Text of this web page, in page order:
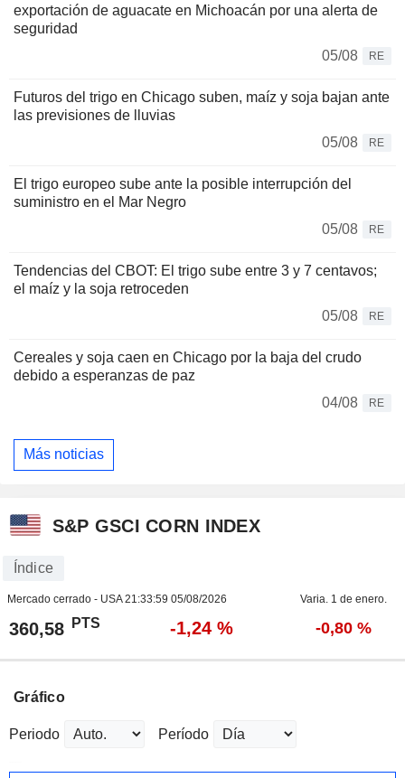
exportación de aguacate en Michoacán por una alerta de
seguridad
05/08
RE
Futuros del trigo en Chicago suben, maíz y soja bajan ante
las previsiones de lluvias
05/08
RE
El trigo europeo sube ante la posible interrupción del
suministro en el Mar Negro
05/08
RE
Tendencias del CBOT: El trigo sube entre 3 y 7 centavos;
el maíz y la soja retroceden
05/08
RE
Cereales y soja caen en Chicago por la baja del crudo
debido a esperanzas de paz
04/08
RE
Más noticias
S&P GSCI CORN INDEX
Índice
Mercado cerrado - USA21:33:59 05/08/2026 Varia. 1 de enero.
360,58 PTS -1,24 % -0,80 %
Gráfico
Periodo Período